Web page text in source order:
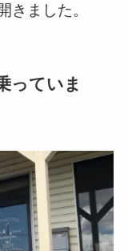
きました。
っていま